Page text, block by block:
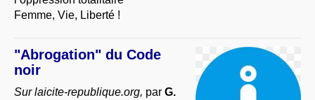
Femme, Vie, Liberté !
"Abrogation" du Code
noir
Sur laicite-republique.org, par G.